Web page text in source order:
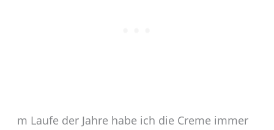
m Laufe der Jahre habe ich die Creme immer